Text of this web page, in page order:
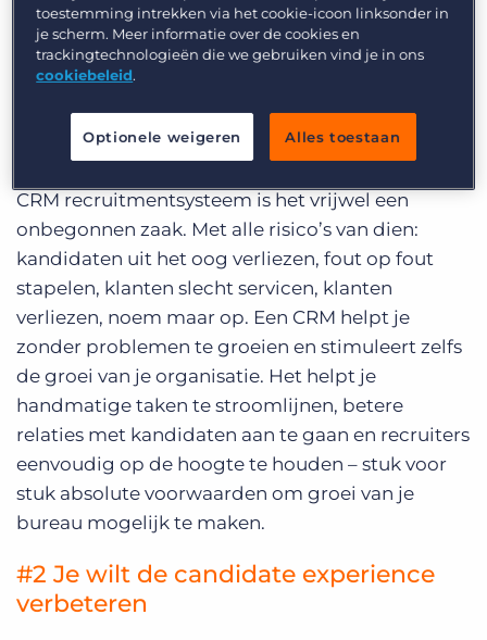
business en bovendien je bedrijf laat groeien.
Eigenlijk kan geen bureau zonder een goed CRM.
En hoe groter je wordt, hoe meer kandidaten en
klanten je hebt, des te complexer wordt je
database. Kandidaten en klanten volgen,
CRM recruitmentsysteem is het vrijwel een
onbegonnen zaak. Met alle risico’s van dien:
kandidaten uit het oog verliezen, fout op fout
stapelen, klanten slecht servicen, klanten
verliezen, noem maar op. Een CRM helpt je
zonder problemen te groeien en stimuleert zelfs
de groei van je organisatie. Het helpt je
handmatige taken te stroomlijnen, betere
relaties met kandidaten aan te gaan en recruiters
eenvoudig op de hoogte te houden – stuk voor
stuk absolute voorwaarden om groei van je
bureau mogelijk te maken.
#2 Je wilt de candidate experience
verbeteren
toestemming intrekken via het cookie-icoon linksonder in
je scherm. Meer informatie over de cookies en
trackingtechnologieën die we gebruiken vind je in ons
cookiebeleid.
Optionele weigeren Alles toestaan